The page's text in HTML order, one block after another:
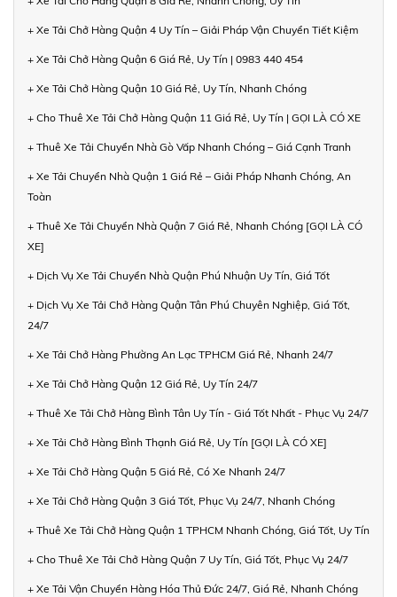
+ Xe Tải Chở Hàng Quận 4 Uy Tín – Giải Pháp Vận Chuyển Tiết Kiệm
+ Xe Tải Chở Hàng Quận 6 Giá Rẻ, Uy Tín | 0983 440 454
+ Xe Tải Chở Hàng Quận 10 Giá Rẻ, Uy Tín, Nhanh Chóng
+ Cho Thuê Xe Tải Chở Hàng Quận 11 Giá Rẻ, Uy Tín | GỌI LÀ CÓ XE
+ Thuê Xe Tải Chuyển Nhà Gò Vấp Nhanh Chóng – Giá Cạnh Tranh
+ Xe Tải Chuyển Nhà Quận 1 Giá Rẻ – Giải Pháp Nhanh Chóng, An
Toàn
+ Thuê Xe Tải Chuyển Nhà Quận 7 Giá Rẻ, Nhanh Chóng [GỌI LÀ CÓ
XE]
+ Dịch Vụ Xe Tải Chuyển Nhà Quận Phú Nhuận Uy Tín, Giá Tốt
+ Dịch Vụ Xe Tải Chở Hàng Quận Tân Phú Chuyên Nghiệp, Giá Tốt,
24/7
+ Xe Tải Chở Hàng Phường An Lạc TPHCM Giá Rẻ, Nhanh 24/7
+ Xe Tải Chở Hàng Quận 12 Giá Rẻ, Uy Tín 24/7
+ Thuê Xe Tải Chở Hàng Bình Tân Uy Tín - Giá Tốt Nhất - Phục Vụ 24/7
+ Xe Tải Chở Hàng Bình Thạnh Giá Rẻ, Uy Tín [GỌI LÀ CÓ XE]
+ Xe Tải Chở Hàng Quận 5 Giá Rẻ, Có Xe Nhanh 24/7
+ Xe Tải Chở Hàng Quận 3 Giá Tốt, Phục Vụ 24/7, Nhanh Chóng
+ Thuê Xe Tải Chở Hàng Quận 1 TPHCM Nhanh Chóng, Giá Tốt, Uy Tín
+ Cho Thuê Xe Tải Chở Hàng Quận 7 Uy Tín, Giá Tốt, Phục Vụ 24/7
+ Xe Tải Vận Chuyển Hàng Hóa Thủ Đức 24/7, Giá Rẻ, Nhanh Chóng